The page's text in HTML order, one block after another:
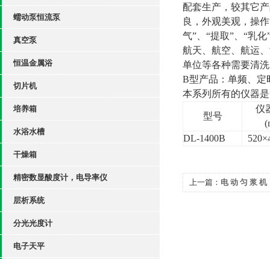
蠕动泵恒流泵
真空泵
恒温金属浴
切片机
培养箱
水浴水槽
干燥箱
精密数显酸度计，电导率仪
层析系统
分光光度计
电子天平
配套生产，较其它
良，外观美观，操
气”、“提取”、“乳
航天、航空、航运
单位等各种需要清
B型产品：单频、定
本系列所有的仪器
型号
仪
DL-1400B
上一篇： 电 动 匀 浆 机